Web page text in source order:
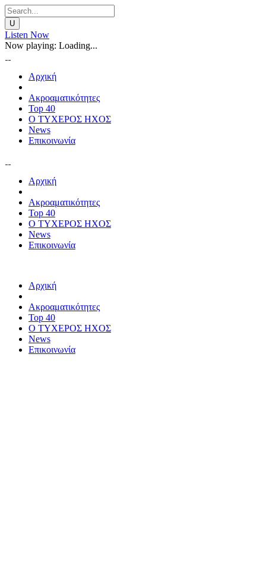
Listen Now
Now playing: Loading...
Αρχική
Ακροαματικότητες
Top 40
Ο ΤΥΧΕΡΟΣ ΗΧΟΣ
News
Επικοινωνία
Αρχική
Ακροαματικότητες
Top 40
Ο ΤΥΧΕΡΟΣ ΗΧΟΣ
News
Επικοινωνία
Αρχική
Ακροαματικότητες
Top 40
Ο ΤΥΧΕΡΟΣ ΗΧΟΣ
News
Επικοινωνία